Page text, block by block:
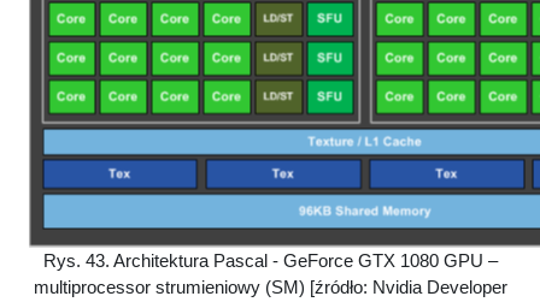
Rys. 43. Architektura Pascal - GeForce GTX 1080 GPU –
multiprocessor strumieniowy (SM) [źródło: Nvidia Developer